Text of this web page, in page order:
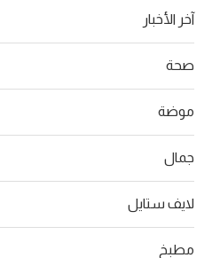
آخر الأخبار
صحة
موضة
جمال
لايف ستايل
مطبخ